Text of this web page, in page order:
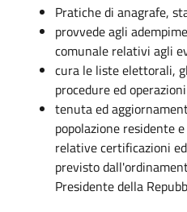
Pratiche di anagrafe,
provvede agli
comunale relativi agli
cura le liste elettorali,
procedure ed
tenuta ed
popolazione residente
relative certificazioni
previsto
Presidente della